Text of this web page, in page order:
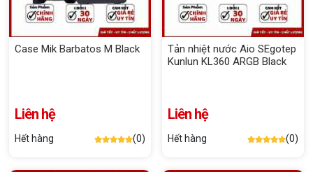
Case Mik Barbatos M Black
Liên hệ
Hết hàng (0)
Tản nhiệt nước Aio SEgotep
Kunlun KL360 ARGB Black
Liên hệ
Hết hàng (0)